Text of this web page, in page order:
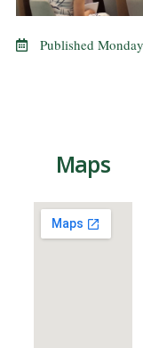
Published
Maps